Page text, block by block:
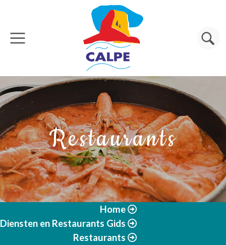
Overslaan en naar de inhoud gaan
Zoeken
Restaurants
Home
Diensten en Restaurants Gids
Restaurants